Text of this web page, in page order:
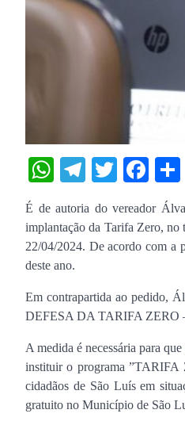
WhatsApp
Telegram
Twitter
É de autoria do vereador
implantação da Tarifa Zero,
22/04/2024. De acordo com a
deste ano.
Em contrapartida ao pedido,
DEFESA DA TARIFA
A medida é necessária para
instituir o programa ”TARIFA
cidadãos de São Luís em
gratuito no Município de São